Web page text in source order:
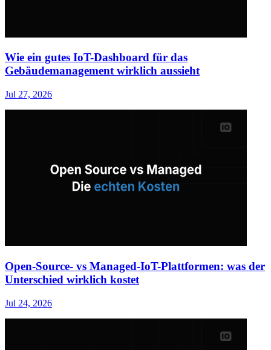
Wie ein gutes IoT-Dashboard für das
Gebäudemanagement wirklich aussieht
Jul 27, 2026
Open-Source- vs Managed-IoT-Plattformen: was der
Unterschied wirklich kostet
Jul 24, 2026